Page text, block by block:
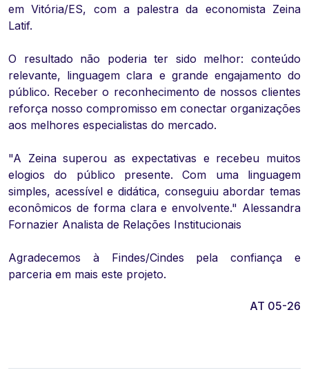
em Vitória/ES, com a palestra da economista Zeina
Latif.
O resultado não poderia ter sido melhor: conteúdo
relevante, linguagem clara e grande engajamento do
público. Receber o reconhecimento de nossos clientes
reforça nosso compromisso em conectar organizações
aos melhores especialistas do mercado.
"A Zeina superou as expectativas e recebeu muitos
elogios do público presente. Com uma linguagem
simples, acessível e didática, conseguiu abordar temas
econômicos de forma clara e envolvente." Alessandra
Fornazier Analista de Relações Institucionais
Agradecemos à Findes/Cindes pela confiança e
parceria em mais este projeto.
AT 05-26